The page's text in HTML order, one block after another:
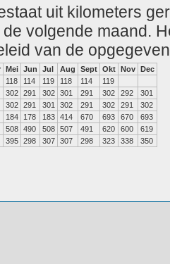
uit kilometers
volgende maand.
van de
Mei Jun Jul Aug Sept Okt Nov Dec
118 114 119 118 114
119
302 291 302 301 291 302 292
301
302 291 301 302 291 302 291
302
184 178 183 414 670 693 670
693
508 490 508 507 491 620 600
619
395 298 307 307 298 323 338 350